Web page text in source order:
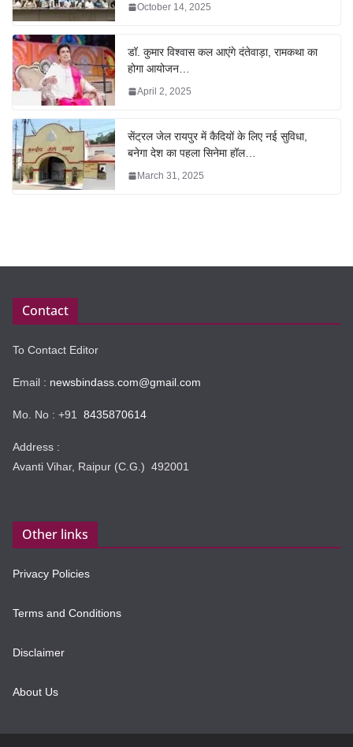
October 14, 2025
डॉ. कुमार विश्वास कल आएंगे दंतेवाड़ा, रामकथा का
होगा आयोजन…
April 2, 2025
सेंट्रल जेल रायपुर में कैदियों के लिए नई सुविधा,
बनेगा देश का पहला सिनेमा हॉल…
March 31, 2025
Contact
To Contact Editor
Email : newsbindass.com@gmail.com
Mo. No : +91 8435870614
Address :
Avanti Vihar, Raipur (C.G.) 492001
Other links
Privacy Policies
Terms and Conditions
Disclaimer
About Us